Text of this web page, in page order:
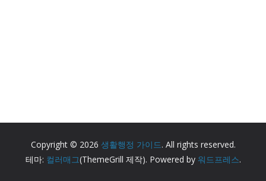
Copyright © 2026 생활행정 가이드. All rights reserved.
테마: 컬러매그(ThemeGrill 제작). Powered by 워드프레스.